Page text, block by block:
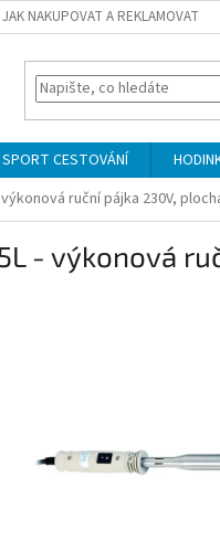
JAK NAKUPOVAT A REKLAMOVAT
CESTOVÁNÍ
výkonová ruční pájka 230V,
- výkonová